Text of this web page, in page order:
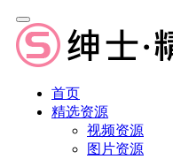
首页
精选资源
视频资源
图片资源